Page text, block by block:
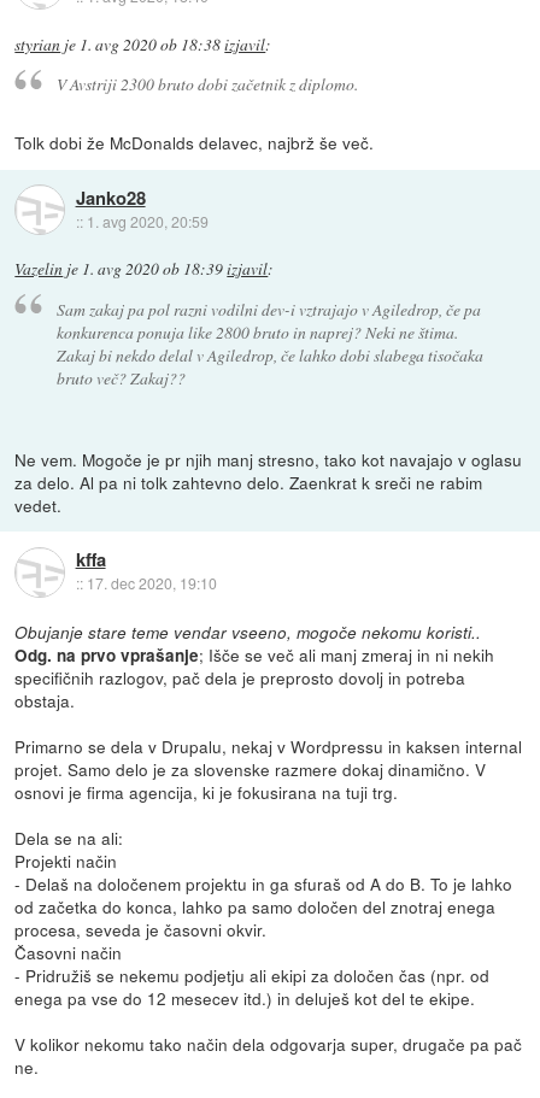
styrian je 1. avg 2020 ob 18:38izjavil:
V Avstriji 2300 bruto dobi začetnik z diplomo.
Tolk dobi že McDonalds delavec, najbrž še več.
Janko28
:: 1. avg 2020, 20:59
Vazelin je 1. avg 2020 ob 18:39izjavil:
Sam zakaj pa pol razni vodilni dev-i vztrajajo v Agiledrop, če pa
konkurenca ponuja like 2800 bruto in naprej? Neki ne štima.
Zakaj bi nekdo delal v Agiledrop, če lahko dobi slabega tisočaka
bruto več? Zakaj??
Ne vem. Mogoče je pr njih manj stresno, tako kot navajajo v oglasu
za delo. Al pa ni tolk zahtevno delo. Zaenkrat k sreči ne rabim
vedet.
kffa
:: 17. dec 2020, 19:10
Obujanje stare teme vendar vseeno, mogoče nekomu koristi..
Odg. na prvo vprašanje; Išče se več ali manj zmeraj in ni nekih
specifičnih razlogov, pač dela je preprosto dovolj in potreba
obstaja.
Primarno se dela v Drupalu, nekaj v Wordpressu in kaksen internal
projet. Samo delo je za slovenske razmere dokaj dinamično. V
osnovi je firma agencija, ki je fokusirana na tuji trg.
Dela se na ali:
Projekti način
- Delaš na določenem projektu in ga sfuraš od A do B. To je lahko
od začetka do konca, lahko pa samo določen del znotraj enega
procesa, seveda je časovni okvir.
Časovni način
- Pridružiš se nekemu podjetju ali ekipi za določen čas (npr. od
enega pa vse do 12 mesecev itd.) in deluješ kot del te ekipe.
V kolikor nekomu tako način dela odgovarja super, drugače pa pač
ne.